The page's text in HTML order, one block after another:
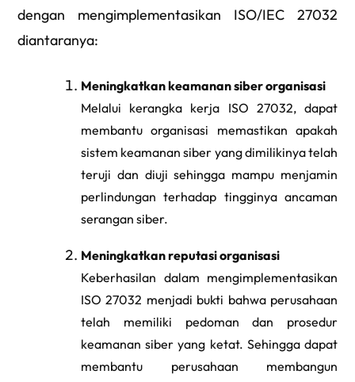
dengan mengimplementasikan ISO/IEC 27032
diantaranya:
Meningkatkan keamanan siber organisasi
Melalui kerangka kerja ISO 27032, dapat
membantu organisasi memastikan apakah
sistem keamanan siber yang dimilikinya telah
teruji dan diuji sehingga mampu menjamin
perlindungan terhadap tingginya ancaman
serangan siber.
Meningkatkan reputasi organisasi
Keberhasilan dalam mengimplementasikan
ISO 27032 menjadi bukti bahwa perusahaan
telah memiliki pedoman dan prosedur
keamanan siber yang ketat. Sehingga dapat
membantu perusahaan membangun